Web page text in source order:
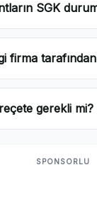
SGK
firma
gerekli mi?
SPONSORLU